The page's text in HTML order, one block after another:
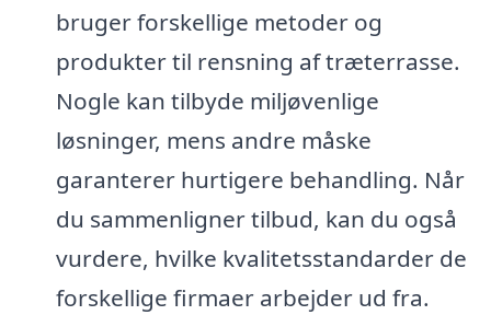
bruger forskellige metoder og
produkter til rensning af træterrasse.
Nogle kan tilbyde miljøvenlige
løsninger, mens andre måske
garanterer hurtigere behandling. Når
du sammenligner tilbud, kan du også
vurdere, hvilke kvalitetsstandarder de
forskellige firmaer arbejder ud fra.